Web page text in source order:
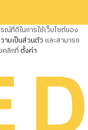
ณ์ที่ดีในการใช้เว็บไซต์ของ
ามเป็นส่วนตัว และสามารถ
คลิกที่ตั้งค่า